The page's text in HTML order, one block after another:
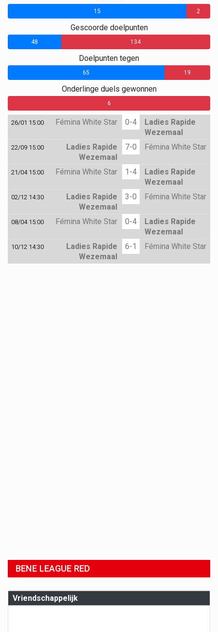
15 2
Gescoorde doelpunten
48 134
Doelpunten tegen
65 19
Onderlinge duels gewonnen
6
26/01 15:00 Fémina White Star 0-4
Ladies Rapide
Wezemaal
22/09 15:00
Ladies Rapide
Wezemaal
7-0 Fémina White Star
21/04 15:00 Fémina White Star 1-4
Ladies Rapide
Wezemaal
02/12 14:30
Ladies Rapide
Wezemaal
3-0 Fémina White Star
08/04 15:00 Fémina White Star 0-4
Ladies Rapide
Wezemaal
10/12 14:30
Ladies Rapide
Wezemaal
6-1 Fémina White Star
BENE LEAGUE RED
Vriendschappelijk